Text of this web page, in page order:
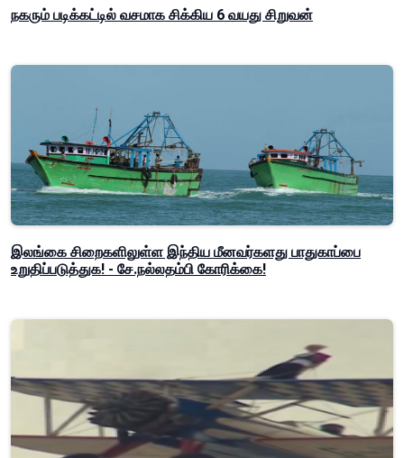
நகரும் படிக்கட்டில் வசமாக சிக்கிய 6 வயது சிறுவன்
இலங்கை சிறைகளிலுள்ள இந்திய மீனவர்களது பாதுகாப்பை
உறுதிப்படுத்துக! - சே.நல்லதம்பி கோரிக்கை!